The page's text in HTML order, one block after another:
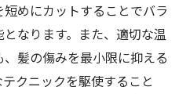
めにカットすることでバラ
なります。また、適切な温
髪の傷みを最小限に抑える
クニックを駆使すること